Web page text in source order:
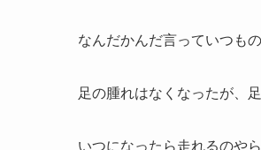
なんだかんだ言っていつも
足の腫れはなくなったが、
いつになったら走れるのや